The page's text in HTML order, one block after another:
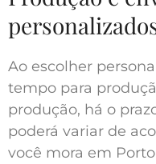
Ao escolher
tempo para
produção, há o
poderá variar de
você mora em